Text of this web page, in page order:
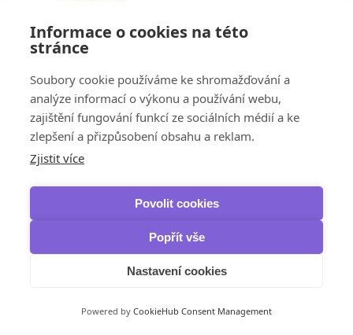
VPN Plus
Dome VPN
IObit
iTop VPN & iTop Private Browser
Zálohování, obnova dat a vypalování
IObit
IOTransfer
Ashampoo
Burning Studio
Backupper Professional
Backupper Pro Family
Backupper Server
FoneTool Professional
Informace o cookies na této
stránce
Soubory cookie používáme ke shromažďování a
analýze informací o výkonu a používání webu,
zajištění fungování funkcí ze sociálních médií a ke
zlepšení a přizpůsobení obsahu a reklam.
Zjistit více
Povolit cookies
Popřít vše
Nastavení cookies
Powered by CookieHub Consent Management